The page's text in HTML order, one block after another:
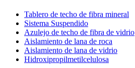
Tablero de techo de fibra mineral
Sistema Suspendido
Azulejo de techo de fibra de vidrio
Aislamiento de lana de roca
Aislamiento de lana de vidrio
Hidroxipropilmetilcelulosa